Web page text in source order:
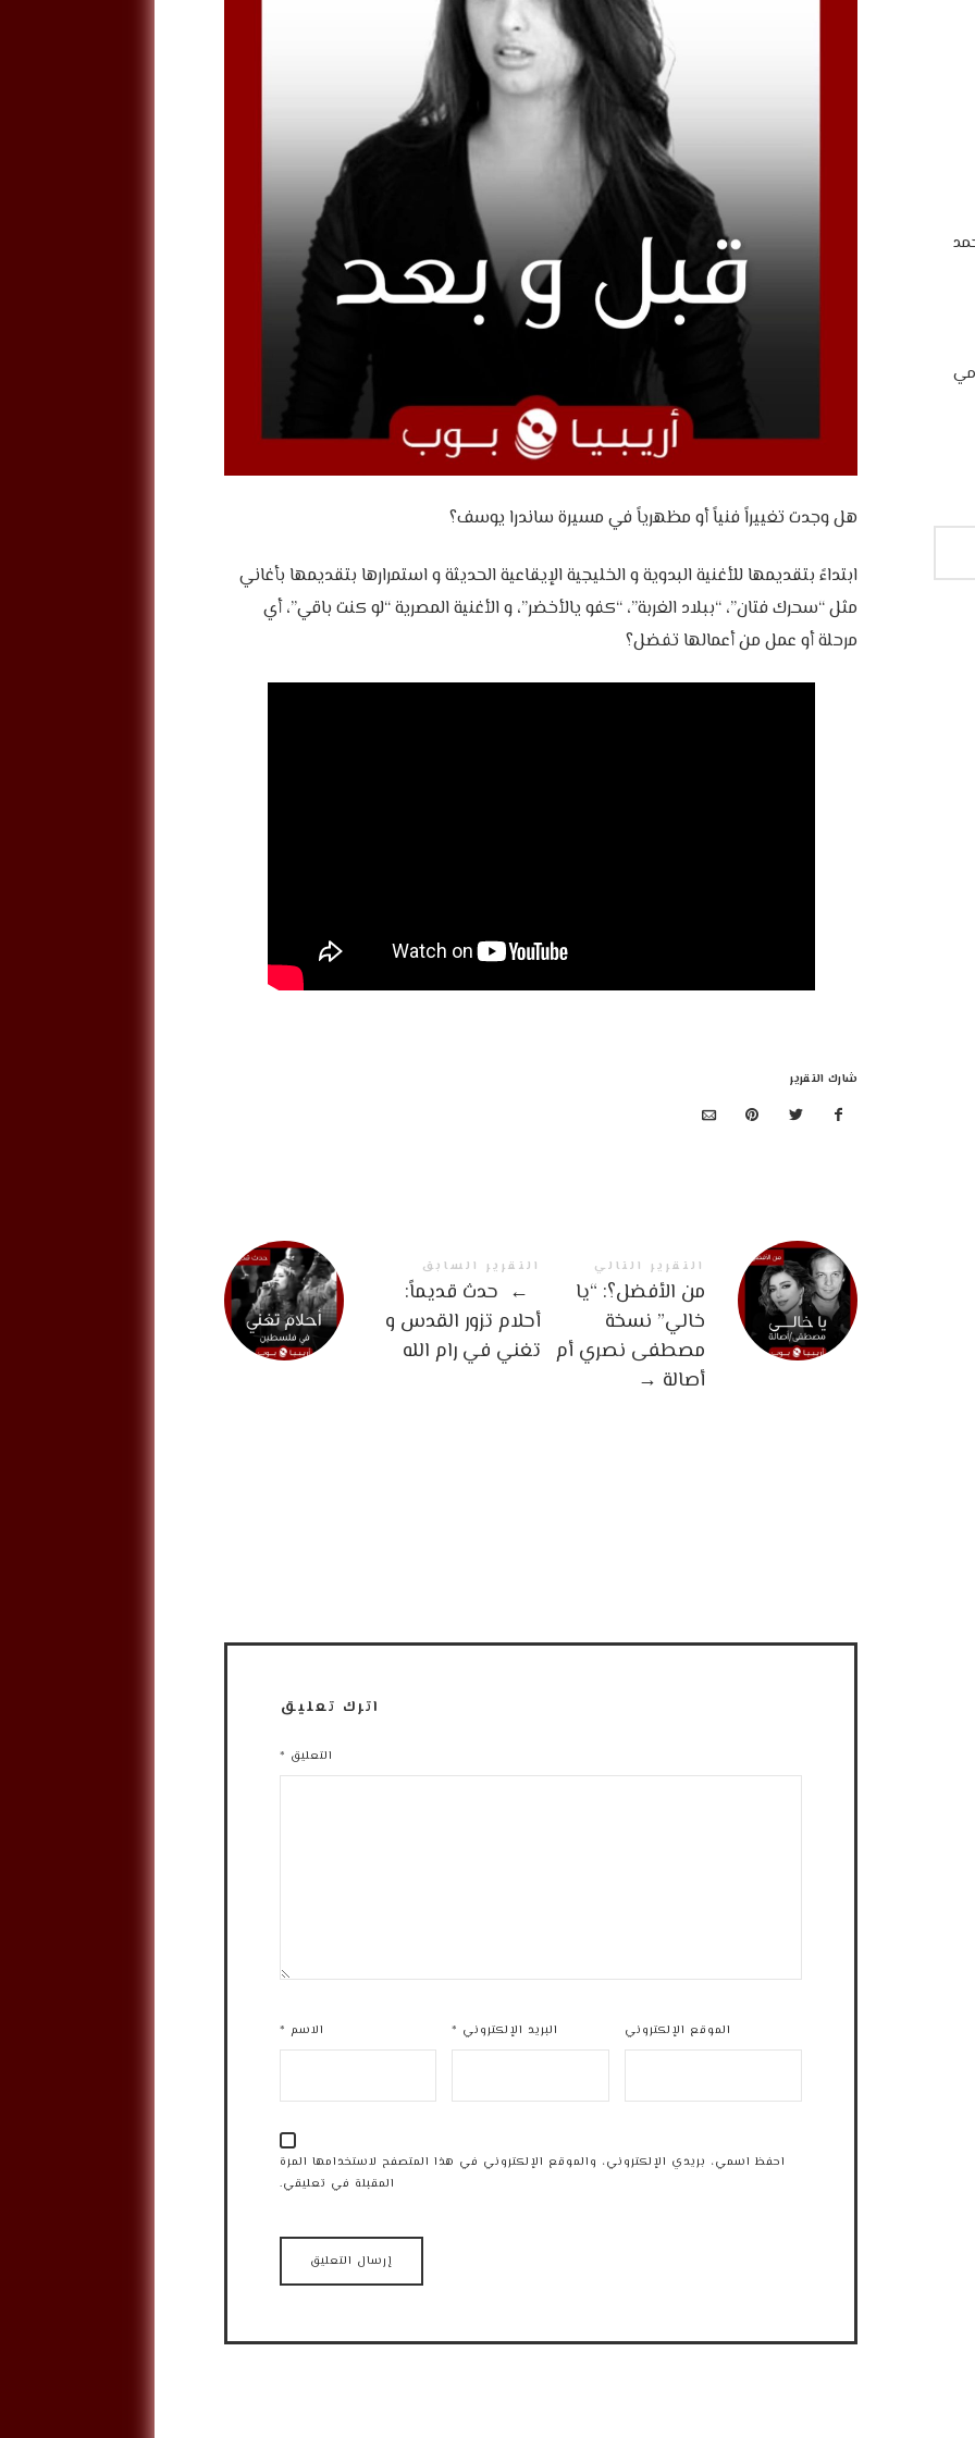
‎ابتداءً بتقديمها للأغنية البدوية و الخليجية الإيقاعية الحديثة و استمرارها بتقديمها بأغاني
مثل “سحرك فتان”، “ببلاد الغربة”، “كفو يالأخضر”، و الأغنية المصرية “لو كنت باقي”، أي
مرحلة أو عمل من أعمالها تفضل؟
شارك التقرير
التقرير السابق
← ‏‎ حدث قديماً:
أحلام تزور القدس و
تغني في رام الله
التقرير التالي
من الأفضل؟: “يا
خالي” نسخة
مصطفى نصري أم
أصالة →
اترك تعليق
التعليق *
الاسم * البريد الإلكتروني * الموقع الإلكتروني
احفظ اسمي، بريدي الإلكتروني، والموقع الإلكتروني في هذا المتصفح لاستخدامها المرة
المقبلة في تعليقي.